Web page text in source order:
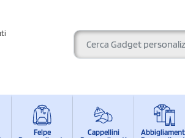
Felpe
Cappellini